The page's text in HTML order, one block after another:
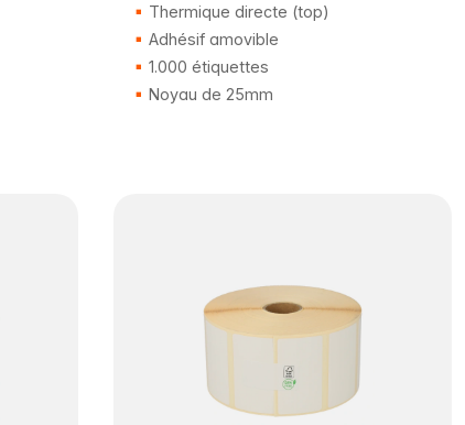
Thermique directe (top)
Adhésif amovible
1.000 étiquettes
Noyau de 25mm